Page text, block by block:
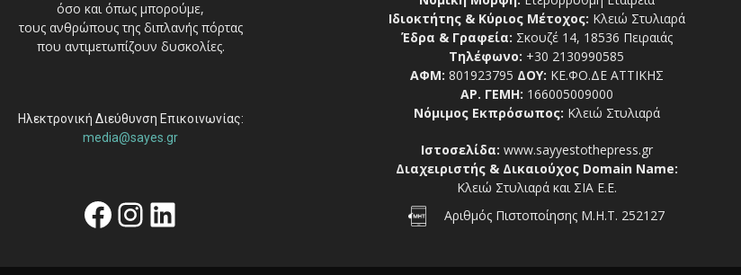
όσο και όπως μπορούμε,
τους ανθρώπους της διπλανής πόρτας
που αντιμετωπίζουν δυσκολίες.
Ηλεκτρονική Διεύθυνση Επικοινωνίας:
media@sayes.gr
Facebook
Instagram
Linkedin
Ιδιοκτήτης & Κύριος Μέτοχος: Κλειώ Στυλιαρά
Έδρα & Γραφεία: Σκουζέ 14, 18536 Πειραιάς
Τηλέφωνο: +30 2130990585
ΑΦΜ: 801923795 ΔΟΥ: ΚΕ.ΦΟ.ΔΕ ΑΤΤΙΚΗΣ
ΑΡ. ΓΕΜΗ: 166005009000
Νόμιμος Εκπρόσωπος: Κλειώ Στυλιαρά
Ιστοσελίδα: www.sayyestothepress.gr
Διαχειριστής & Δικαιούχος Domain Name:
Κλειώ Στυλιαρά και ΣΙΑ Ε.Ε.
Αριθμός Πιστοποίησης Μ.Η.Τ. 252127